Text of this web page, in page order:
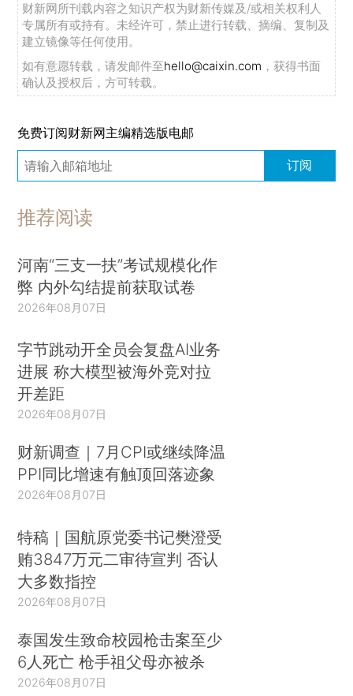
财新网所刊载内容之知识产权为财新传媒及/或相关权利人
专属所有或持有。未经许可，禁止进行转载、摘编、复制及
建立镜像等任何使用。
如有意愿转载，请发邮件至hello@caixin.com ，获得书面
确认及授权后，方可转载。
免费订阅财新网主编精选版电邮
订阅
推荐阅读
河南“三支一扶”考试规模化作
弊 内外勾结提前获取试卷
2026年08月07日
字节跳动开全员会复盘AI业务
进展 称大模型被海外竞对拉
开差距
2026年08月07日
财新调查｜7月CPI或继续降温
PPI同比增速有触顶回落迹象
2026年08月07日
特稿｜国航原党委书记樊澄受
贿3847万元二审待宣判 否认
大多数指控
2026年08月07日
泰国发生致命校园枪击案至少
6人死亡 枪手祖父母亦被杀
2026年08月07日